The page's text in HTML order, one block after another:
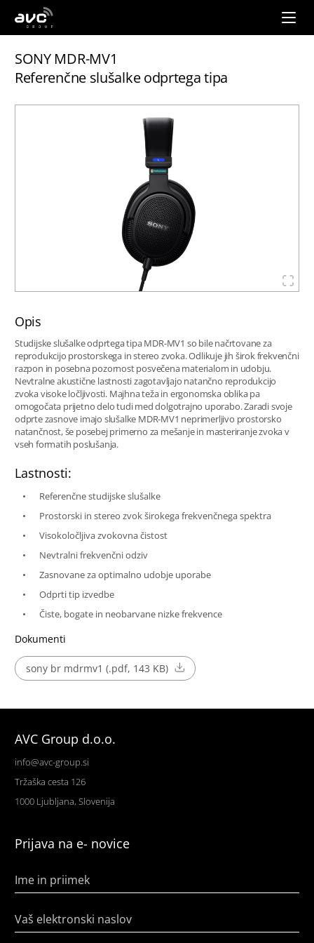
AVC
Group
SONY MDR-MV1
Referenčne slušalke odprtega tipa
Opis
Studijske slušalke odprtega tipa MDR-MV1 so bile načrtovane za
reprodukcijo prostorskega in stereo zvoka. Odlikuje jih širok frekvenčni
razpon in posebna pozornost posvečena materialom in udobju.
Nevtralne akustične lastnosti zagotavljajo natančno reprodukcijo
zvoka visoke ločljivosti. Majhna teža in ergonomska oblika pa
omogočata prijetno delo tudi med dolgotrajno uporabo. Zaradi svoje
odprte zasnove imajo slušalke MDR-MV1 neprimerljivo prostorsko
natančnost, še posebej primerno za mešanje in masteriranje zvoka v
vseh formatih poslušanja.
Lastnosti:
Referenčne studijske slušalke
Prostorski in stereo zvok širokega frekvenčnega spektra
Visokoločljiva zvokovna čistost
Nevtralni frekvenčni odziv
Zasnovane za optimalno udobje uporabe
Odprti tip izvedbe
Čiste, bogate in neobarvane nizke frekvence
Dokumenti
sony br mdrmv1 (.pdf, 143 KB)
AVC Group d.o.o.
info@avc-group.si
Tržaška cesta 126
1000 Ljubljana, Slovenija
Prijava na e- novice
Ime in priimek
Vaš elektronski naslov